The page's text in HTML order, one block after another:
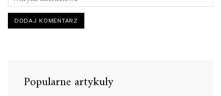
Popularne artykuły